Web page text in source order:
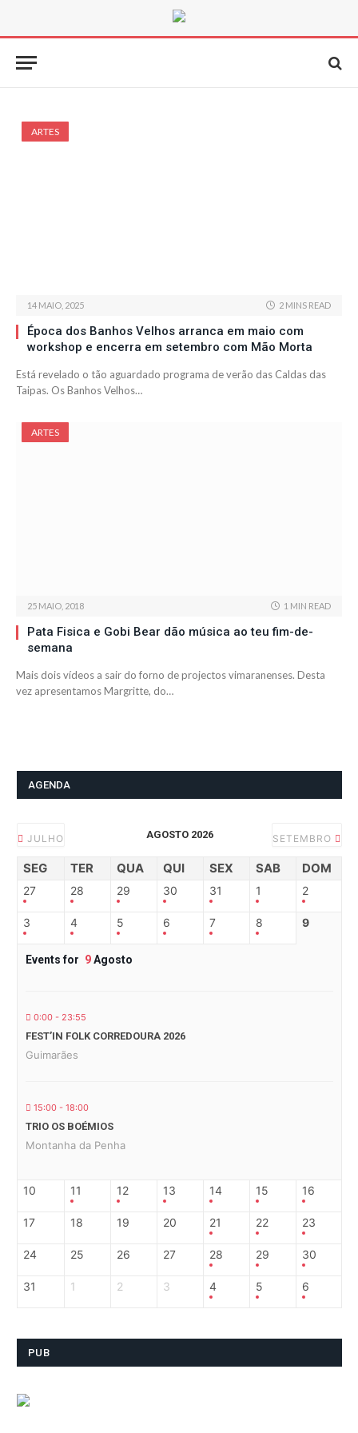
ARTES
14 MAIO, 2025 2 MINS READ
Época dos Banhos Velhos arranca em maio com
workshop e encerra em setembro com Mão Morta
Está revelado o tão aguardado programa de verão das Caldas das
Taipas. Os Banhos Velhos…
ARTES
25 MAIO, 2018 1 MIN READ
Pata Fisica e Gobi Bear dão música ao teu fim-de-
semana
Mais dois vídeos a sair do forno de projectos vimaranenses. Desta
vez apresentamos Margritte, do…
AGENDA
JULHO AGOSTO 2026 SETEMBRO
SEG TER QUA QUI SEX SAB DOM
27 28 29 30 31 1 2
3 4 5 6 7 8 9
Events for 9Agosto
0:00 - 23:55
FEST’IN FOLK CORREDOURA 2026
Guimarães
15:00 - 18:00
TRIO OS BOÉMIOS
Montanha da Penha
10 11 12 13 14 15 16
17 18 19 20 21 22 23
24 25 26 27 28 29 30
31 1 2 3 4 5 6
PUB